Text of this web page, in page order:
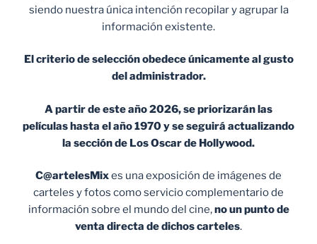
siendo nuestra única intención recopilar y agrupar la
información existente.
El criterio de selección obedece únicamente al gusto
del administrador.
A partir de este año 2026, se priorizarán las
películas hasta el año 1970 y se seguirá actualizando
la sección de Los Oscar de Hollywood.
C@artelesMixes una exposición de imágenes de
carteles y fotos como servicio complementario de
información sobre el mundo del cine,no un punto de
venta directa de dichos carteles.